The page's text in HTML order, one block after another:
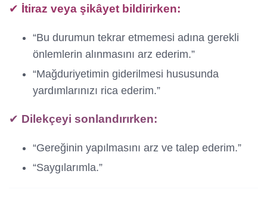
✔ İtiraz veya şikâyet bildirirken:
“Bu durumun tekrar etmemesi adına gerekli
önlemlerin alınmasını arz ederim.”
“Mağduriyetimin giderilmesi hususunda
yardımlarınızı rica ederim.”
✔ Dilekçeyi sonlandırırken:
“Gereğinin yapılmasını arz ve talep ederim.”
“Saygılarımla.”